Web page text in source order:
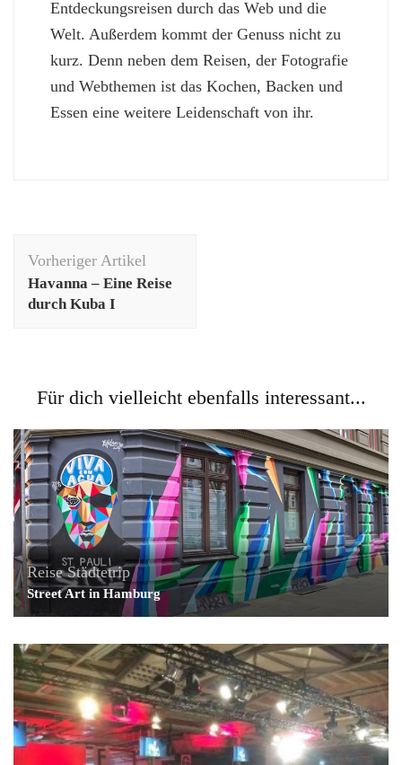
Entdeckungsreisen durch das Web und die
Welt. Außerdem kommt der Genuss nicht zu
kurz. Denn neben dem Reisen, der Fotografie
und Webthemen ist das Kochen, Backen und
Essen eine weitere Leidenschaft von ihr.
Vorheriger Artikel
Havanna – Eine Reise
durch Kuba I
Für dich vielleicht ebenfalls interessant...
Reise Städtetrip
Street Art in Hamburg